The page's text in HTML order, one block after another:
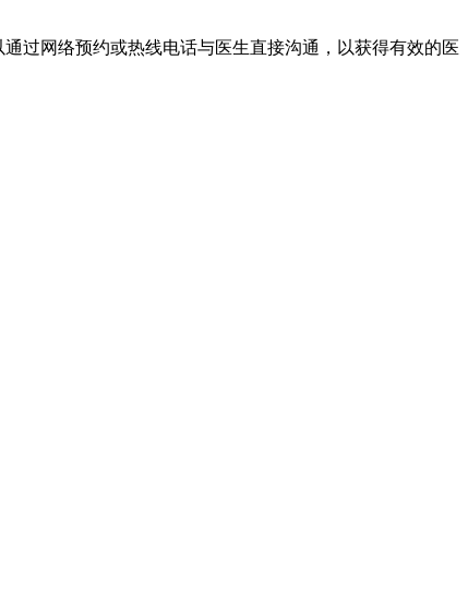
网络预约或热线电话与医生直接沟通，以获得有效的医